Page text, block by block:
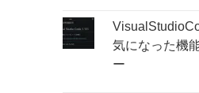
気になった機
ー